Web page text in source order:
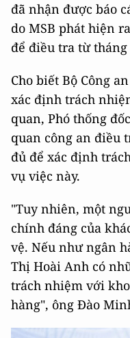
đã nhận được báo
do MSB phát hiện
để điều tra từ tháng
Cho biết Bộ Công
xác định trách
quan, Phó thống
quan công an điều
đủ để xác định
vụ việc này.
"Tuy nhiên, một
chính đáng của
vệ. Nếu như ngân
Thị Hoài Anh có
trách nhiệm với
hàng", ông Đào